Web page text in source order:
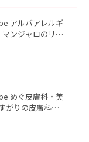
アルバアレルギ
ンジャロのリア
めぐ皮膚科・美
がりの皮膚科